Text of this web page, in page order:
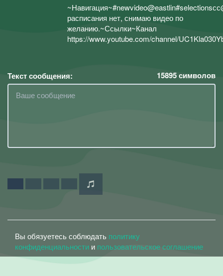
расписания нет, снимаю видео по
желанию.~Ссылки~Канал
https://www.youtube.com/channel/
Текст сообщения: 15895символов
Вы обязуетесь соблюдать политику
конфиденциальности и пользовательское соглашение